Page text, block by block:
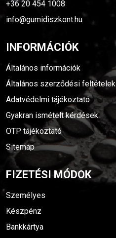
+36 20 454 1008
info@gumidiszkont.hu
INFORMÁCIÓK
Általános információk
Általános szerződési feltételek
Adatvédelmi tájékoztató
Gyakran ismételt kérdések
OTP tájékoztató
Sitemap
FIZETÉSI MÓDOK
Személyes
Készpénz
Bankkártya